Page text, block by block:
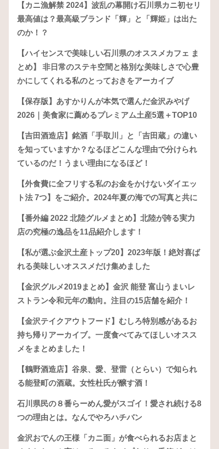
【カニ漁解禁 2024】波乱の幕開け石川県カニ初セリ
最高値は？最高級ブランド「輝」と「輝姫」は出た
のか！？
【ハイセンスで美味しい石川県のオススメカフェ ま
とめ】 非日常のステキ空間と格別な美味しさで心豊
かにしてくれる私のとっておきをアーカイブ
【保存版】あすかりんが本気で選んだ金沢みやげ
2026｜美食家に薦めるプレミアム土産5選＋TOP10
【吉田酒造店】銘酒「手取川」と「吉田蔵」の違い
を知っていますか？なるほどこんな理由で分けられ
ているのだ！うまい理由になるほど！
【外食費に全フリする私のお金をかけないダイエッ
ト法 7つ】をご紹介。2024年夏の海での写真と共に
【番外編 2022 北陸グルメまとめ】北陸が誇る実力
店の究極の逸品を11品紹介します！
【私が選ぶ金沢土産トップ20】2023年版！絶対喜ば
れる美味しいオススメだけ集めました
【金沢グルメ2019まとめ】金沢 能登 富山うまいレ
ストラン令和元年の動向。注目の15店舗を紹介！
【金沢テイクアウトフード】むしろ特別感があるお
持ち帰りアーカイブ。一度食べてみてほしいオスス
メをまとめました！
【鶴野酒造店】谷泉、愛、登雷（とらい）で知られ
る能登町の酒蔵。女性杜氏が醸す酒！
石川県民の８番らーめん愛がスゴイ！愛され続ける8
つの理由とは。なんでやろハチバン
金沢おでんの王様「カニ面」が食べられるお店まと